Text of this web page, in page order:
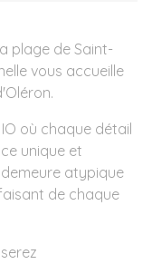
plage de Saint-
vous accueille
où chaque détail
unique et
atypique
de chaque